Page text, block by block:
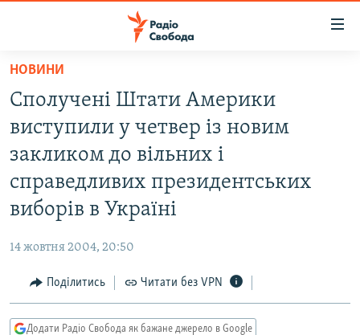
Перейти
основного
матеріалу
Перейти
до
основної
навігації
Перейти
до
ВСЕ ЗА ДОБУ
СТАТТІ
ЕКОНОМІКА
СПОРТ
УКРАЇНА
РОСІЙСЬКА «ФІЛЬТРАЦІЯ»
ТИ ЯК?
СХЕМИ
НОВИНИ
Сполучені Штати Америки
виступили у четвер із новим
закликом до вільних і
справедливих президентських
виборів в Україні
14 жовтня 2004, 20:50
Поділитись Читати без VPN
Додати Радіо Свобода як бажане джерело в Google